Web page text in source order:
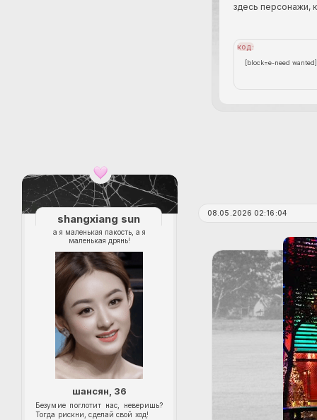
здесь персонажи,
код:
[block=e-need wanted]
[/block]
текст заявки,
выше
[/block]
[/block]
08.05.2026 02:16:04
shangxiang sun
а я маленькая пакость, а я
маленькая дрянь!
шансян, 36
Безумие поглотит нас, неверишь?
Тогда рискни, сделай свой ход!